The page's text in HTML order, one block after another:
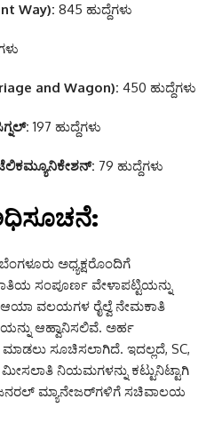
Way): 845 ಹುದ್ದೆಗಳು
and Wagon): 450 ಹುದ್ದೆಗಳು
197 ಹುದ್ದೆಗಳು
79 ಹುದ್ದೆಗಳು
ಅಧ್ಯಕ್ಷರೊಂದಿಗೆ
ಸಂಪೂರ್ಣ ವೇಳಾಪಟ್ಟಿಯನ್ನು
ಆಯಾ ವಲಯಗಳ ರೈಲ್ವೆ ನೇಮಕಾತಿ
ಆಹ್ವಾನಿಸಲಿವೆ. ಅರ್ಹ
ಮಾಡಲು ಸೂಚಿಸಲಾಗಿದೆ. ಇದಲ್ಲದೆ, SC,
ಮೀಸಲಾತಿ ನಿಯಮಗಳನ್ನು ಕಟ್ಟುನಿಟ್ಟಾಗಿ
ಮ್ಯಾನೇಜರ್‌ಗಳಿಗೆ ಸಚಿವಾಲಯ